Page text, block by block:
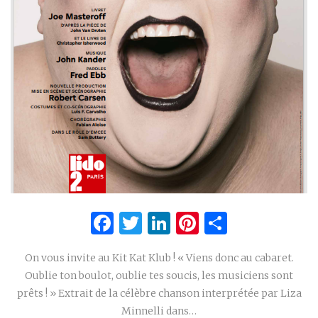
Facebook
Twitter
LinkedIn
Pinterest
On vous invite au Kit Kat Klub ! « Viens donc au cabaret.
Oublie ton boulot, oublie tes soucis, les musiciens sont
prêts ! » Extrait de la célèbre chanson interprétée par Liza
Minnelli dans…